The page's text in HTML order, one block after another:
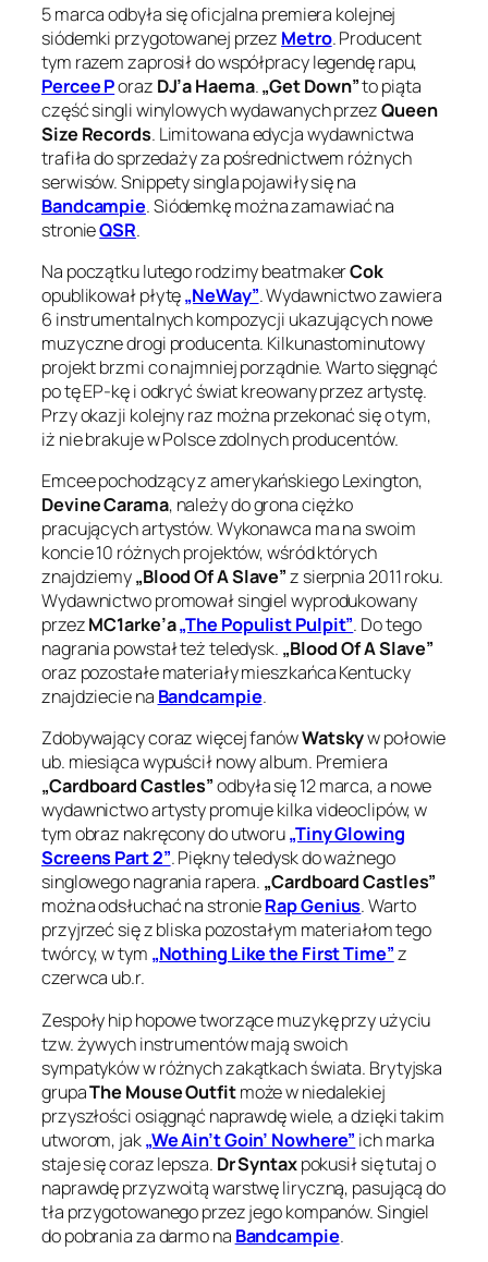
5 marca odbyła się oficjalna premiera kolejnej
siódemki przygotowanej przez Metro. Producent
tym razem zaprosił do współpracy legendę rapu,
Percee Poraz DJ’a Haema.„Get Down”to piąta
część singli winylowych wydawanych przezQueen
Size Records. Limitowana edycja wydawnictwa
trafiła do sprzedaży za pośrednictwem różnych
serwisów. Snippety singla pojawiły się na
Bandcampie. Siódemkę można zamawiać na
stronieQSR.
Na początku lutego rodzimy beatmakerCok
opublikował płytę„NeWay”. Wydawnictwo zawiera
6 instrumentalnych kompozycji ukazujących nowe
muzyczne drogi producenta. Kilkunastominutowy
projekt brzmi co najmniej porządnie. Warto sięgnąć
po tę EP-kę i odkryć świat kreowany przez artystę.
Przy okazji kolejny raz można przekonać się o tym,
iż nie brakuje w Polsce zdolnych producentów.
Emcee pochodzący z amerykańskiego Lexington,
Devine Carama, należy do grona ciężko
pracujących artystów. Wykonawca ma na swoim
koncie 10 różnych projektów, wśród których
znajdziemy„Blood Of A Slave”z sierpnia 2011 roku.
Wydawnictwo promował singiel wyprodukowany
przezMC1arke’a„The Populist Pulpit”. Do tego
nagrania powstał też teledysk. „Blood Of A Slave”
oraz pozostałe materiały mieszkańca Kentucky
znajdziecie na Bandcampie.
Zdobywający coraz więcej fanówWatskyw połowie
ub. miesiąca wypuścił nowy album. Premiera
„Cardboard Castles”odbyła się 12 marca, a nowe
wydawnictwo artysty promuje kilka videoclipów, w
tym obraz nakręcony do utworu„Tiny Glowing
Screens Part 2”. Piękny teledysk do ważnego
singlowego nagrania rapera. „Cardboard Castles”
można odsłuchać na stronieRap Genius. Warto
przyjrzeć się z bliska pozostałym materiałom tego
twórcy, w tym „Nothing Like the First Time”z
czerwca ub.r.
Zespoły hip hopowe tworzące muzykę przy użyciu
tzw. żywych instrumentów mają swoich
sympatyków w różnych zakątkach świata. Brytyjska
grupaThe Mouse Outfitmoże w niedalekiej
przyszłości osiągnąć naprawdę wiele, a dzięki takim
utworom, jak„We Ain’t Goin’ Nowhere” ich marka
staje się coraz lepsza. Dr Syntaxpokusił się tutaj o
naprawdę przyzwoitą warstwę liryczną, pasującą do
tła przygotowanego przez jego kompanów. Singiel
do pobrania za darmo na Bandcampie.